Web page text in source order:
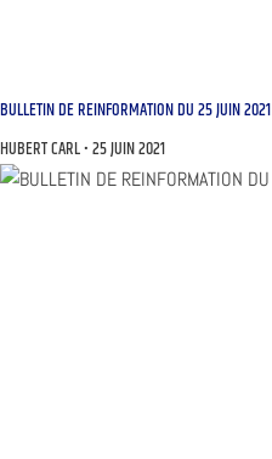
BULLETIN DE REINFORMATION DU 25 JUIN 2021
HUBERT CARL 25 JUIN 2021